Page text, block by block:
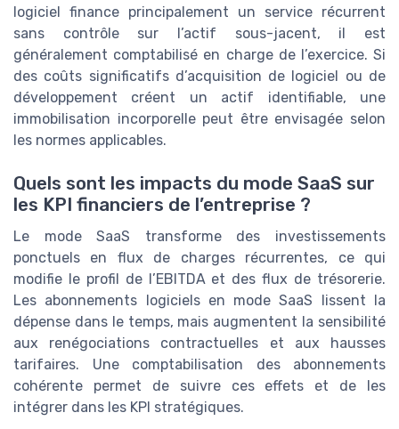
logiciel finance principalement un service récurrent
sans contrôle sur l’actif sous-jacent, il est
généralement comptabilisé en charge de l’exercice. Si
des coûts significatifs d’acquisition de logiciel ou de
développement créent un actif identifiable, une
immobilisation incorporelle peut être envisagée selon
les normes applicables.
Quels sont les impacts du mode SaaS sur
les KPI financiers de l’entreprise ?
Le mode SaaS transforme des investissements
ponctuels en flux de charges récurrentes, ce qui
modifie le profil de l’EBITDA et des flux de trésorerie.
Les abonnements logiciels en mode SaaS lissent la
dépense dans le temps, mais augmentent la sensibilité
aux renégociations contractuelles et aux hausses
tarifaires. Une comptabilisation des abonnements
cohérente permet de suivre ces effets et de les
intégrer dans les KPI stratégiques.